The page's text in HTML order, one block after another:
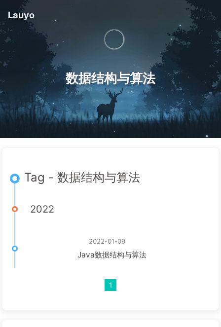
Lauyo
数据结构与算法
Tag - 数据结构与算法
2022
2022-01-09
Java数据结构与算法
1